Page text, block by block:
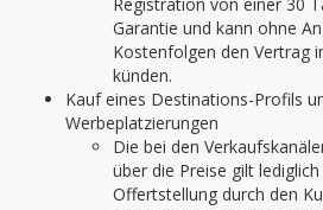
Garantie und kann ohne
Kostenfolgen den Vertrag
künden.
Kauf eines Destinations-Profils
Werbeplatzierungen
Die bei den
über die Preise gilt
Offertstellung durch den